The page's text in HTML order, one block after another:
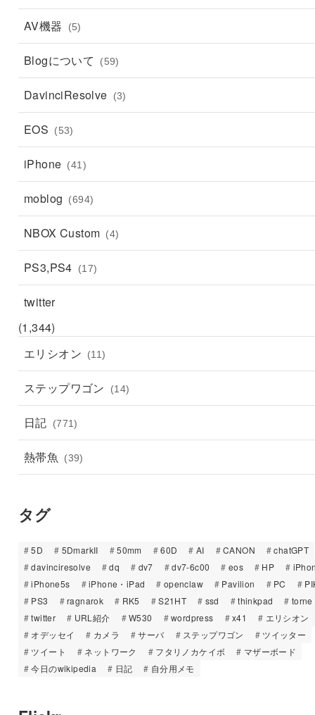
AV機器 (5)
Blogについて (59)
DavinciResolve (3)
EOS (53)
iPhone (41)
moblog (694)
NBOX Custom (4)
PS3,PS4 (17)
twitter
(1,344)
エリシオン
(11)
ステップワゴン (14)
日記 (771)
熱帯魚 (39)
タグ
5D 5DmarkII 50mm 60D AI CANON
chatGPT
davinciresolve
dq dv7 dv7-6c00 eos HP
iPhone5s
iPhone・iPad openclaw Pavilion PC
PS3
ragnarok RK5 S21HT ssd thinkpad
torne
twitter
URL紹介 W530 wordpress x41
エリシオン
オデッセイ
カメラ サーバ ステップワゴン
ツイッター
ツイート
ネットワーク フタリノカケイボ
マザーボード
今日のwikipedia
日記 自分用メモ